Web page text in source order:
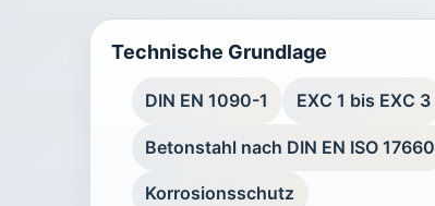
Technische Grundlage
DIN EN 1090-1 EXC 1 bis EXC 3
Betonstahl nach DIN EN ISO 17660
Korrosionsschutz